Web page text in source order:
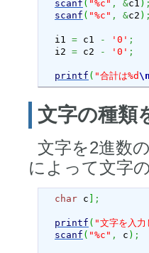
scanf ( "%c" , &c1 ) ;
scanf ( "%c" , &c2 ) ;
  i1
= c1 - '0' ;
  i2
= c2 - '0' ;
printf ( "合計は%d\n
文字の種類
文字を2進数
によって文字
char c ;
printf ( "文字を入力
scanf ( "%c" , c ) ;